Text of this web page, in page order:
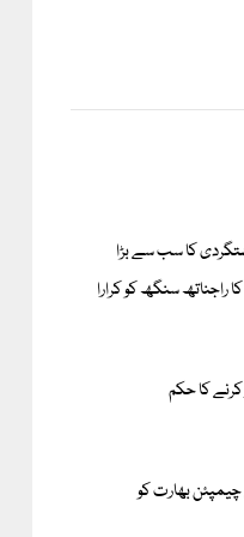
کا سب سے بڑا
سنگھ کو کرارا
کرنے کا حکم
چیمپئن بھارت کو